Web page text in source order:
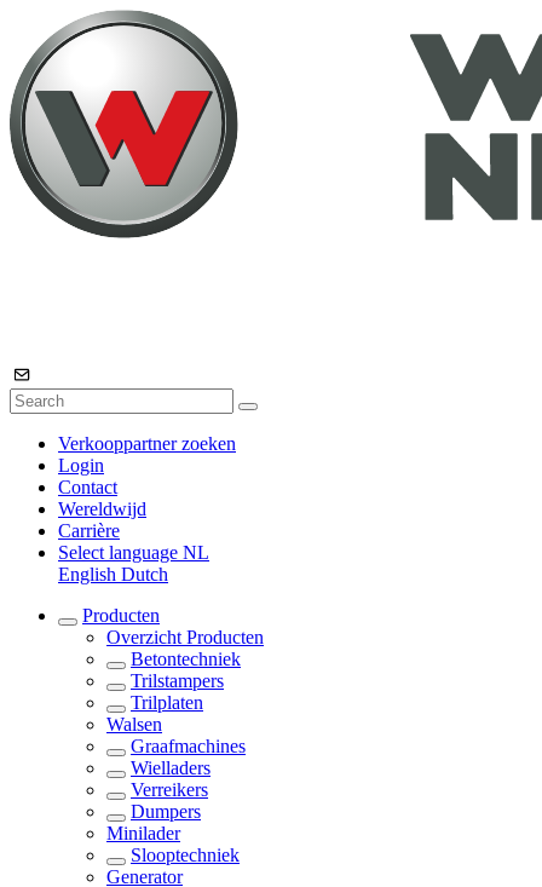
Verkooppartner zoeken
Login
Contact
Wereldwijd
Carrière
Select language NL
English Dutch
Producten
Overzicht Producten
Betontechniek
Trilstampers
Trilplaten
Walsen
Graafmachines
Wielladers
Verreikers
Dumpers
Minilader
Slooptechniek
Generator